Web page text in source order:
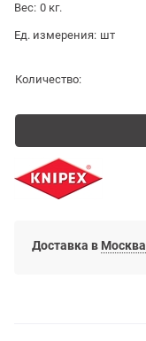
Вес: 0 кг.
Ед. измерения: шт
Количество:
Доставка в Москва